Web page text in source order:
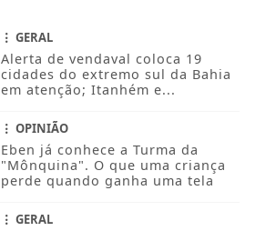
GERAL
Alerta de vendaval coloca 19
cidades do extremo sul da Bahia
em atenção; Itanhém e...
OPINIÃO
Eben já conhece a Turma da
"Mônquina". O que uma criança
perde quando ganha uma tela
GERAL